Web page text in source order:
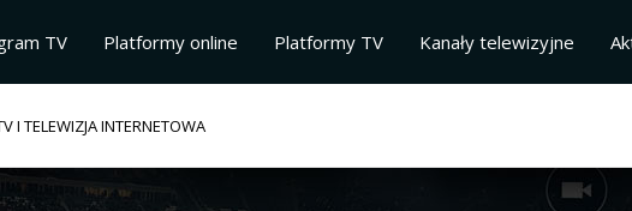
I TELEWIZJA INTERNETOWA
TV Platformy online Platformy TV Kanały telewizyjne